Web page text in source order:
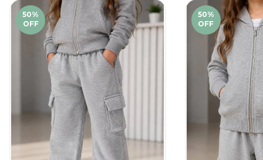
50%
OFF
50%
OFF